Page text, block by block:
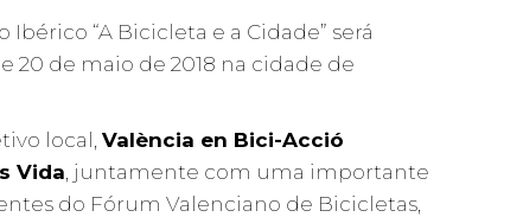
Ibérico “A Bicicleta e a Cidade” será
20 de maio de 2018 na cidade de
local, València en Bici-Acció
Vida, juntamente com uma importante
do Fórum Valenciano de Bicicletas,